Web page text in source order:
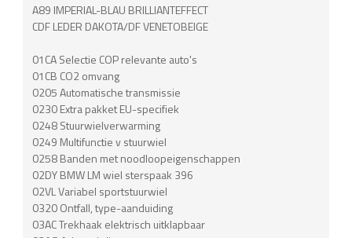
A89 IMPERIAL-BLAU BRILLIANTEFFECT
CDF LEDER DAKOTA/DF VENETOBEIGE
01CA Selectie COP relevante auto's
01CB CO2 omvang
0205 Automatische transmissie
0230 Extra pakket EU-specifiek
0248 Stuurwielverwarming
0249 Multifunctie v stuurwiel
0258 Banden met noodloopeigenschappen
02DY BMW LM wiel sterspaak 396
02VL Variabel sportstuurwiel
0320 Ontfall, type-aanduiding
03AC Trekhaak elektrisch uitklapbaar